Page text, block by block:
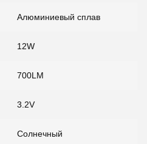
Алюминиевый сплав
12W
700LM
3.2V
Солнечный